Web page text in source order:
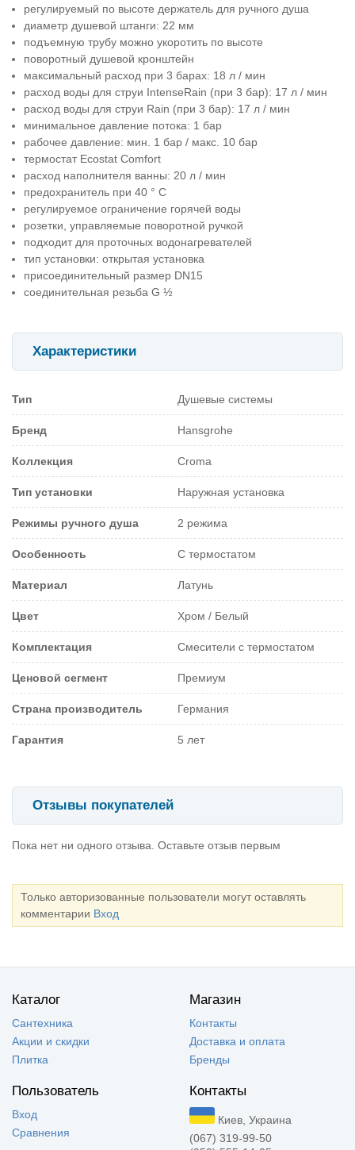
регулируемый по высоте держатель для ручного душа
диаметр душевой штанги: 22 мм
подъемную трубу можно укоротить по высоте
поворотный душевой кронштейн
максимальный расход при 3 барах: 18 л / мин
расход воды для струи IntenseRain (при 3 бар): 17 л / мин
расход воды для струи Rain (при 3 бар): 17 л / мин
минимальное давление потока: 1 бар
рабочее давление: мин. 1 бар / макс. 10 бар
термостат Ecostat Comfort
расход наполнителя ванны: 20 л / мин
предохранитель при 40 ° C
регулируемое ограничение горячей воды
розетки, управляемые поворотной ручкой
подходит для проточных водонагревателей
тип установки: открытая установка
присоединительный размер DN15
соединительная резьба G ½
Характеристики
Тип Душевые системы
Бренд Hansgrohe
Коллекция Croma
Тип установки Наружная установка
Режимы ручного душа 2 режима
Особенность С термостатом
Материал Латунь
Цвет Хром / Белый
Комплектация Смесители с термостатом
Ценовой сегмент Премиум
Страна производитель Германия
Гарантия 5 лет
Отзывы покупателей
Пока нет ни одного отзыва. Оставьте отзыв первым
Только авторизованные пользователи могут оставлять
комментарии Вход
Каталог
Сантехника
Акции и скидки
Плитка
Магазин
Контакты
Доставка и оплата
Бренды
Пользователь
Вход
Сравнения
Контакты
Киев, Украина
(067) 319-99-50